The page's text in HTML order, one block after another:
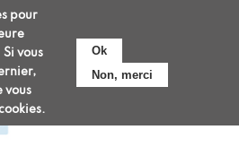
pour
vous
vous
Ok
Non, merci
Aller
contenu
admission